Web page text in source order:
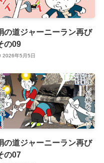
の道ジャーニーラン再び
の09
2026年5月5日
の道ジャーニーラン再び
の07